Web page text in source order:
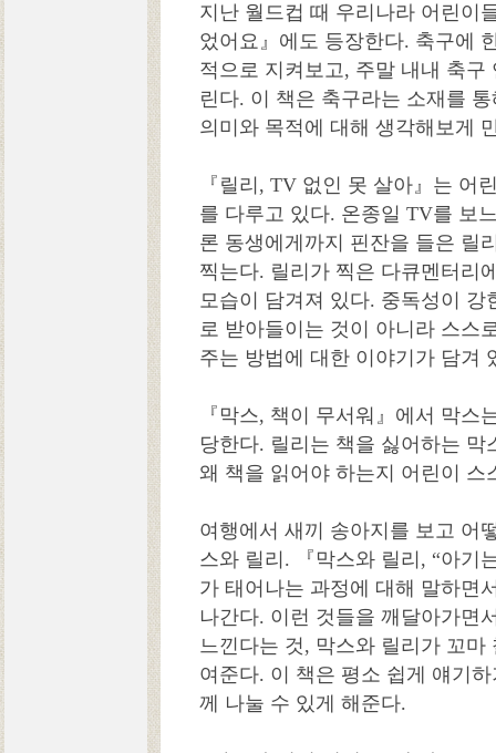
지난 월드컵 때 우리나라 어린이
었어요』에도 등장한다. 축구에
적으로 지켜보고, 주말 내내 축
린다. 이 책은 축구라는 소재를
의미와 목적에 대해 생각해보게
『릴리, TV 없인 못 살아』는 어
를 다루고 있다. 온종일 TV를 보
론 동생에게까지 핀잔을 들은 릴
찍는다. 릴리가 찍은 다큐멘터리
모습이 담겨져 있다. 중독성이
로 받아들이는 것이 아니라 스스
주는 방법에 대한 이야기가 담겨
『막스, 책이 무서워』에서 막
당한다. 릴리는 책을 싫어하는
왜 책을 읽어야 하는지 어린이
여행에서 새끼 송아지를 보고 어
스와 릴리. 『막스와 릴리, “아기
가 태어나는 과정에 대해 말하면
나간다. 이런 것들을 깨달아가면
느낀다는 것, 막스와 릴리가 꼬
여준다. 이 책은 평소 쉽게 얘기
께 나눌 수 있게 해준다.